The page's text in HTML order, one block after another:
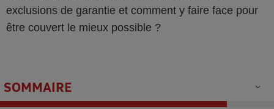
exclusions de garantie et comment y faire face pour
être couvert le mieux possible ?
SOMMAIRE